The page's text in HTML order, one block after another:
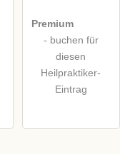
Premium
- buchen für
diesen
Heilpraktiker-
Eintrag